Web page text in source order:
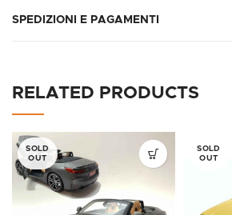
SPEDIZIONI E PAGAMENTI
RELATED PRODUCTS
SOLD
OUT
SOLD
OUT